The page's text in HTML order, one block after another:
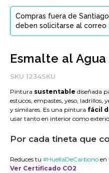
Compras fuera de
deben solicitarse al correo
Esmalte al
SKU 1234SKU
Pintura sustentable diseñada
estucos, empastes, yeso, ladrillos,
y similares. Es una pintura fácil
usar tanto en interior como
Por cada tineta que
Reduces tu #HuellaDeCarbono en
Ver Certificado CO2